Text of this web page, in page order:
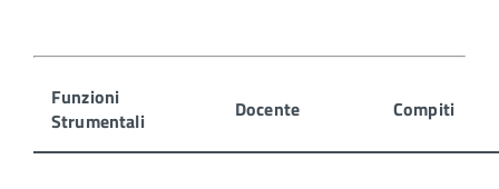
Funzioni
Strumentali
Docente Compiti